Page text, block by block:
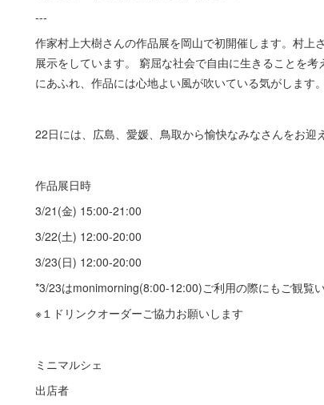
---
作家村上大樹さんの作品展を岡山で初開催します。村
展示をしています。 窮屈な社会で自由に生きることを
にあふれ、作品には心地よい風が吹いている気がしま
22日には、広島、愛媛、鳥取から愉快なみなさんをお迎
作品展日時
3/21(金) 15:00-21:00
3/22(土) 12:00-20:00
3/23(日) 12:00-20:00
*3/23はmonimorning(8:00-12:00)ご利用の際にもご観覧
※１ドリンクオーダーご協力お願いします
ミニマルシェ
出店者